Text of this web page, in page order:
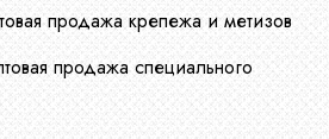
продажа крепежа и метизов
продажа специального